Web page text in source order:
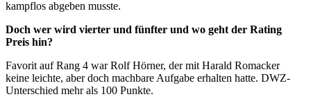
kampflos abgeben musste.
Doch wer wird vierter und fünfter und wo geht der Rating
Preis hin?
Favorit auf Rang 4 war Rolf Hörner, der mit Harald Romacker
keine leichte, aber doch machbare Aufgabe erhalten hatte. DWZ-
Unterschied mehr als 100 Punkte.